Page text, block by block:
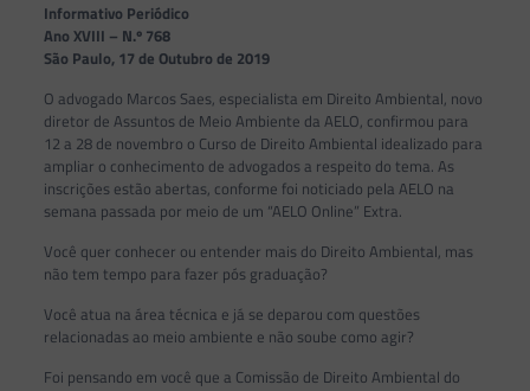
Informativo Periódico
Ano XVIII – N.º 768
São Paulo, 17 de Outubro de 2019
O advogado Marcos Saes, especialista em Direito Ambiental, novo
diretor de Assuntos de Meio Ambiente da AELO, confirmou para
12 a 28 de novembro o Curso de Direito Ambiental idealizado para
ampliar o conhecimento de advogados a respeito do tema. As
inscrições estão abertas, conforme foi noticiado pela AELO na
semana passada por meio de um “AELO Online” Extra.
Você quer conhecer ou entender mais do Direito Ambiental, mas
não tem tempo para fazer pós graduação?
Você atua na área técnica e já se deparou com questões
relacionadas ao meio ambiente e não soube como agir?
Foi pensando em você que a Comissão de Direito Ambiental do